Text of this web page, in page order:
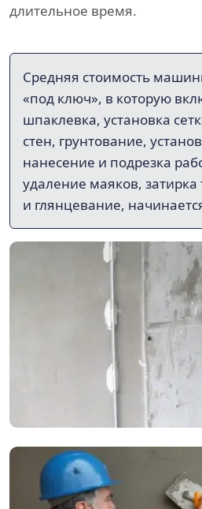
длительное время.
Средняя стоимость
«под ключ», в которую
шпаклевка, установка
стен, грунтование,
нанесение и подрезка
удаление маяков, затирка
и глянцевание,